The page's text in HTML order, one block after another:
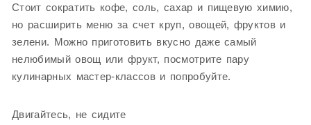
Стоит сократить кофе, соль, сахар и пищевую химию,
но расширить меню за счет круп, овощей, фруктов и
зелени. Можно приготовить вкусно даже самый
нелюбимый овощ или фрукт, посмотрите пару
кулинарных мастер-классов и попробуйте.
Двигайтесь, не сидите